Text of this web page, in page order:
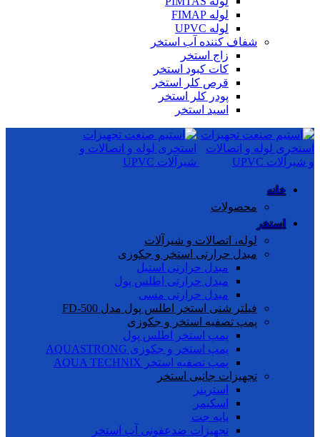
لوله FIMAP
لوله UPVC
شفاف کننده آب استخر
زاج استخر
کات کبود استخر
قرص کلر استخر
پودر کلر استخر
اسید استخر
خانه
محصولات
استخر
لوله، اتصالات و شیرآلات
مبدل حرارتی استخر و جکوزی
مبدل حرارتی استیل
مبدل حرارتی اطلس پول
مبدل حرارتی مسی
فیلتر شنی استخر اطلس پول مدل FD-500
پمپ تصفیه استخر و جکوزی
پمپ استخر اطلس پول
پمپ استخر و جکوزی AQUASTRONG
پمپ تصفیه استخر AQUA TECHNIX
تجهیزات جانبی استخر
استرینر
اسکیمر
پایه جت
تجهیزات ضدعفونی آب استخر